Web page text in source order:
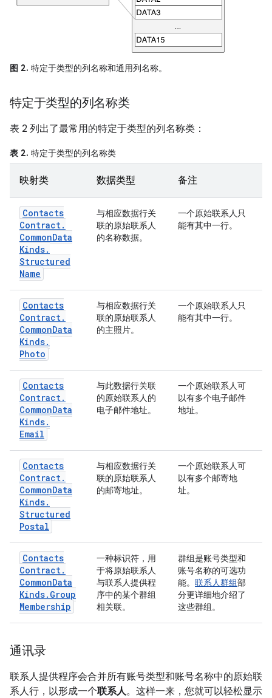
图 2. 特定于类型的列名称和通用列名称。
特定于类型的列名称类
表 2 列出了最常用的特定于类型的列名称类：
表 2. 特定于类型的列名称类
映射类 数据类型 备注
Contacts
Contract.
CommonData
Kinds.
Structured
Name
与相应数据行关
联的原始联系人
的名称数据。
一个原始联系人只
能有其中一行。
Contacts
Contract.
CommonData
Kinds.
Photo
与相应数据行关
联的原始联系人
的主照片。
一个原始联系人只
能有其中一行。
Contacts
Contract.
CommonData
Kinds.
Email
与此数据行关联
的原始联系人的
电子邮件地址。
一个原始联系人可
以有多个电子邮件
地址。
Contacts
Contract.
CommonData
Kinds.
Structured
Postal
与相应数据行关
联的原始联系人
的邮寄地址。
一个原始联系人可
以有多个邮寄地
址。
Contacts
Contract.
CommonData
Kinds. Group
Membership
一种标识符，用
于将原始联系人
与联系人提供程
序中的某个群组
相关联。
群组是账号类型和
账号名称的可选功
能。 联系人群组部
分更详细地介绍了
这些群组。
通讯录
联系人提供程序会合并所有账号类型和账号名称中的原始联
系人行，以形成一个联系人。这样一来，您就可以轻松显示